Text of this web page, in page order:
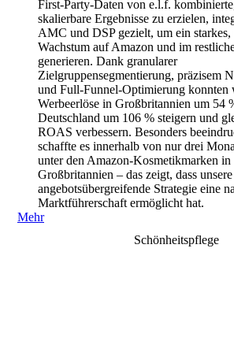
First-Party-Daten von e.l.f.
skalierbare Ergebnisse zu erzielen,
AMC und DSP gezielt, um ein starkes,
Wachstum auf Amazon und im
generieren. Dank granularer
Zielgruppensegmentierung, präzisem
und Full-Funnel-Optimierung konnten
Werbeerlöse in Großbritannien um 54
Deutschland um 106 % steigern und
ROAS verbessern. Besonders
schaffte es innerhalb von nur drei
unter den Amazon-Kosmetikmarken in
Großbritannien – das zeigt, dass
angebotsübergreifende Strategie eine
Marktführerschaft ermöglicht hat.
Mehr
Schönheitspflege